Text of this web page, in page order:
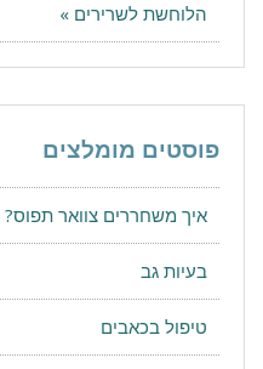
הלוחשת לשרירים »
פוסטים מומלצים
איך משחררים צוואר תפוס?
בעיות גב
טיפול בכאבים